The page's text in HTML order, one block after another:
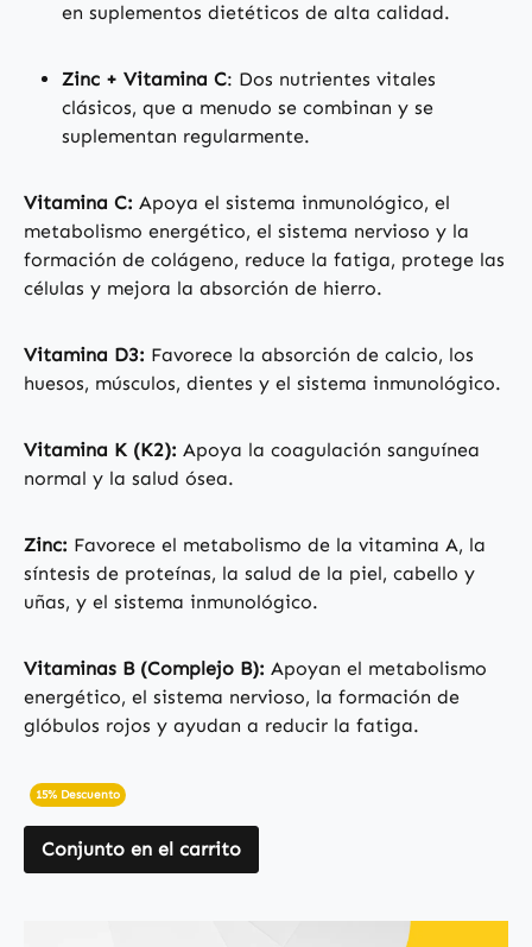
en suplementos dietéticos de alta calidad.
Zinc + Vitamina C: Dos nutrientes vitales
clásicos, que a menudo se combinan y se
suplementan regularmente.
Vitamina C: Apoya el sistema inmunológico, el
metabolismo energético, el sistema nervioso y la
formación de colágeno, reduce la fatiga, protege las
células y mejora la absorción de hierro.
Vitamina D3: Favorece la absorción de calcio, los
huesos, músculos, dientes y el sistema inmunológico.
Vitamina K (K2): Apoya la coagulación sanguínea
normal y la salud ósea.
Zinc: Favorece el metabolismo de la vitamina A, la
síntesis de proteínas, la salud de la piel, cabello y
uñas, y el sistema inmunológico.
Vitaminas B (Complejo B): Apoyan el metabolismo
energético, el sistema nervioso, la formación de
glóbulos rojos y ayudan a reducir la fatiga.
15% Descuento
Conjunto en el carrito